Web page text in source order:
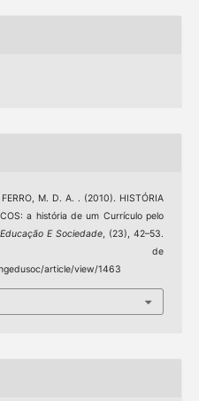
M. D. A. . (2010). HISTÓRIA
a história de um Currículo pelo
E Sociedade, (23), 42–53.
de
article/view/1463